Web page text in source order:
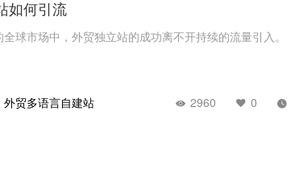
如何引流
球市场中，外贸独立站的成功离不开持续的流量引入。
外贸多语言自建站 2960 0